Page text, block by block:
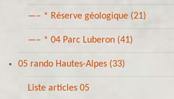
—– * Réserve géologique (21)
—– * 04 Parc Luberon (41)
05 rando Hautes-Alpes (33)
Liste articles 05